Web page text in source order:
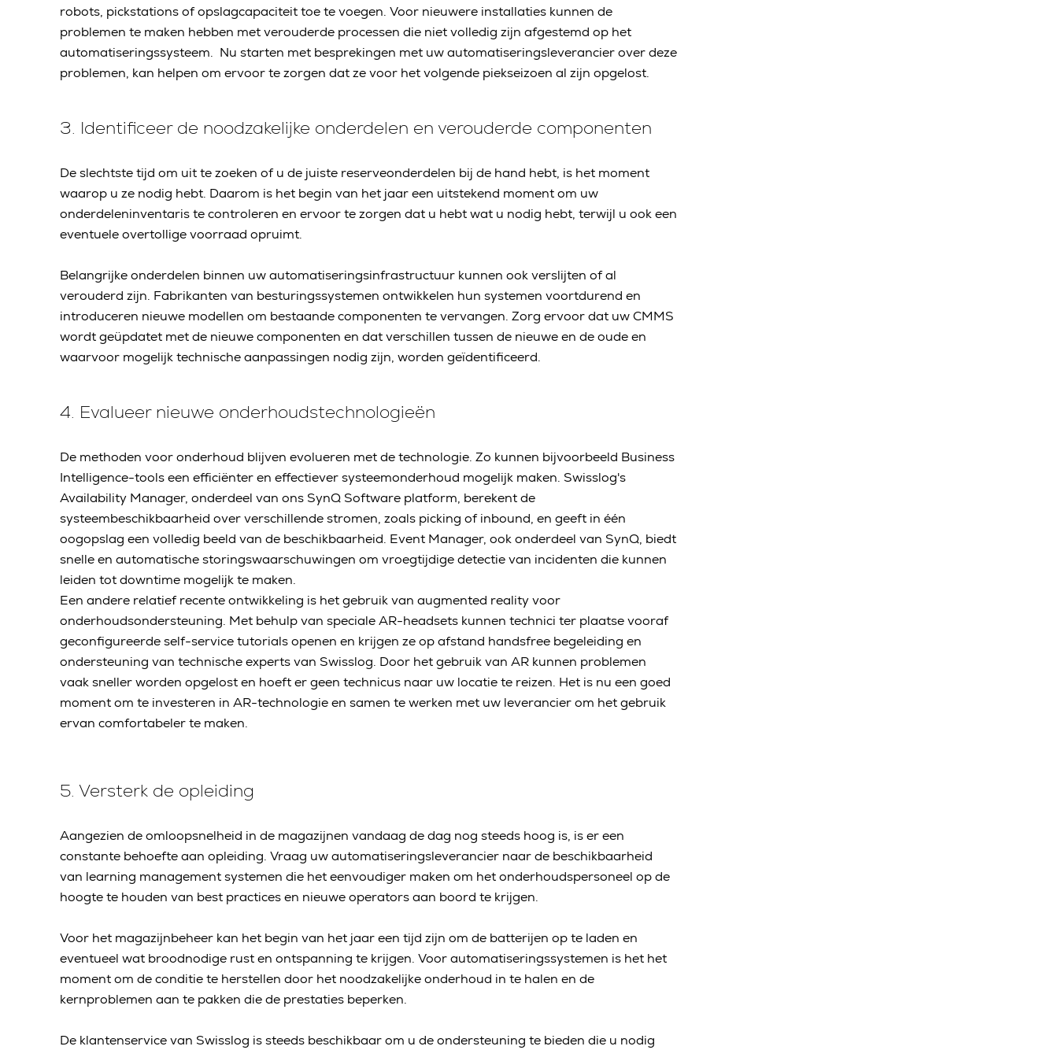
robots, pickstations of opslagcapaciteit toe te voegen. Voor nieuwere installaties kunnen de
problemen te maken hebben met verouderde processen die niet volledig zijn afgestemd op het
automatiseringssysteem. Nu starten met besprekingen met uw automatiseringsleverancier over deze
problemen, kan helpen om ervoor te zorgen dat ze voor het volgende piekseizoen al zijn opgelost.
3. Identificeer de noodzakelijke onderdelen en verouderde componenten
De slechtste tijd om uit te zoeken of u de juiste reserveonderdelen bij de hand hebt, is het moment
waarop u ze nodig hebt. Daarom is het begin van het jaar een uitstekend moment om uw
onderdeleninventaris te controleren en ervoor te zorgen dat u hebt wat u nodig hebt, terwijl u ook een
eventuele overtollige voorraad opruimt.
Belangrijke onderdelen binnen uw automatiseringsinfrastructuur kunnen ook verslijten of al
verouderd zijn. Fabrikanten van besturingssystemen ontwikkelen hun systemen voortdurend en
introduceren nieuwe modellen om bestaande componenten te vervangen. Zorg ervoor dat uw CMMS
wordt geüpdatet met de nieuwe componenten en dat verschillen tussen de nieuwe en de oude en
waarvoor mogelijk technische aanpassingen nodig zijn, worden geïdentificeerd.
4. Evalueer nieuwe onderhoudstechnologieën
De methoden voor onderhoud blijven evolueren met de technologie. Zo kunnen bijvoorbeeld Business
Intelligence-tools een efficiënter en effectiever systeemonderhoud mogelijk maken. Swisslog's
Availability Manager, onderdeel van ons SynQ Software platform, berekent de
systeembeschikbaarheid over verschillende stromen, zoals picking of inbound, en geeft in één
oogopslag een volledig beeld van de beschikbaarheid. Event Manager, ook onderdeel van SynQ, biedt
snelle en automatische storingswaarschuwingen om vroegtijdige detectie van incidenten die kunnen
leiden tot downtime mogelijk te maken.
Een andere relatief recente ontwikkeling is het gebruik van augmented reality voor
onderhoudsondersteuning. Met behulp van speciale AR-headsets kunnen technici ter plaatse vooraf
geconfigureerde self-service tutorials openen en krijgen ze op afstand handsfree begeleiding en
ondersteuning van technische experts van Swisslog. Door het gebruik van AR kunnen problemen
vaak sneller worden opgelost en hoeft er geen technicus naar uw locatie te reizen. Het is nu een goed
moment om te investeren in AR-technologie en samen te werken met uw leverancier om het gebruik
ervan comfortabeler te maken.
5. Versterk de opleiding
Aangezien de omloopsnelheid in de magazijnen vandaag de dag nog steeds hoog is, is er een
constante behoefte aan opleiding. Vraag uw automatiseringsleverancier naar de beschikbaarheid
van learning management systemen die het eenvoudiger maken om het onderhoudspersoneel op de
hoogte te houden van best practices en nieuwe operators aan boord te krijgen.
Voor het magazijnbeheer kan het begin van het jaar een tijd zijn om de batterijen op te laden en
eventueel wat broodnodige rust en ontspanning te krijgen. Voor automatiseringssystemen is het het
moment om de conditie te herstellen door het noodzakelijke onderhoud in te halen en de
kernproblemen aan te pakken die de prestaties beperken.
De klantenservice van Swisslog is steeds beschikbaar om u de ondersteuning te bieden die u nodig